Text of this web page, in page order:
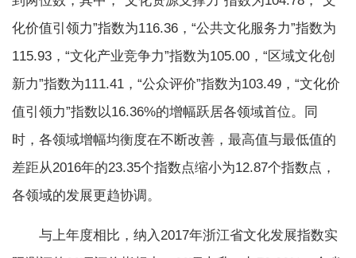
化价值引领力”指数为116.36，“公共文化服务力”指数为
115.93，“文化产业竞争力”指数为105.00，“区域文化创
新力”指数为111.41，“公众评价”指数为103.49，“文化价
值引领力”指数以16.36%的增幅跃居各领域首位。同
时，各领域增幅均衡度在不断改善，最高值与最低值的
差距从2016年的23.35个指数点缩小为12.87个指数点，
各领域的发展更趋协调。
与上年度相比，纳入2017年浙江省文化发展指数实